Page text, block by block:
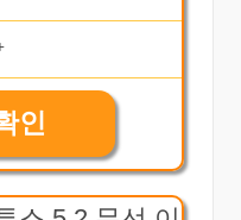
인